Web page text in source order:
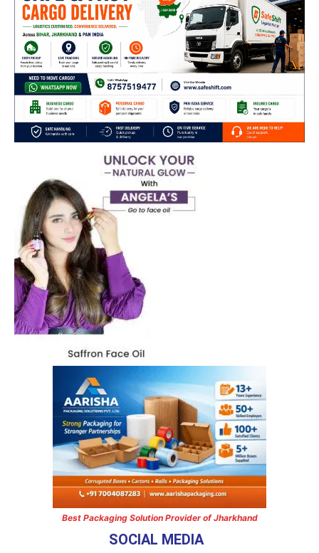
Best Packaging Solution Provider of Jharkhand
SOCIAL MEDIA